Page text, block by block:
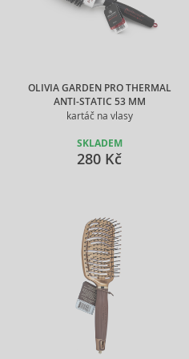
OLIVIA GARDEN PRO THERMAL
ANTI-STATIC 53 MM
kartáč na vlasy
SKLADEM
280 Kč